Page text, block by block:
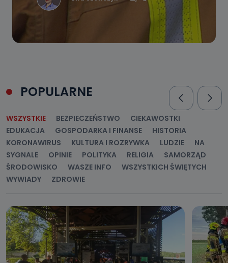
POPULARNE
WSZYSTKIE BEZPIECZEŃSTWO
CIEKAWOSTKI
EDUKACJA
GOSPODARKA I FINANSE
HISTORIA
KORONAWIRUS
KULTURA I ROZRYWKA LUDZIE
NA
SYGNALE
OPINIE POLITYKA RELIGIA
SAMORZĄD
ŚRODOWISKO
WASZE INFO
WSZYSTKICH ŚWIĘTYCH
WYWIADY
ZDROWIE